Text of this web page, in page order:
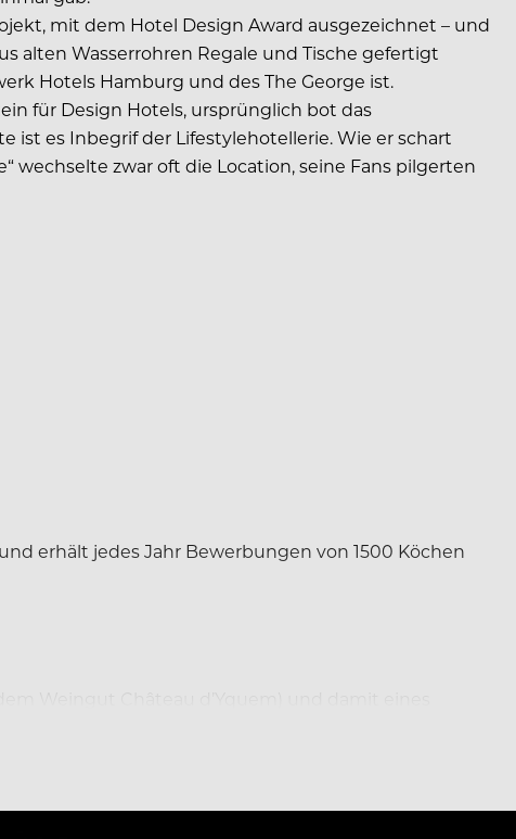
mit dem Hotel Design Award ausgezeichnet – und
alten Wasserrohren Regale und Tische gefertigt
Hotels Hamburg und des The George ist.
für Design Hotels, ursprünglich bot das
es Inbegrif der Lifestylehotellerie. Wie er schart
wechselte zwar oft die Location, seine Fans pilgerten
erhält jedes Jahr Bewerbungen von 1500 Köchen